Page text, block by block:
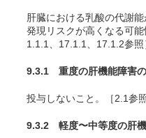
肝臓における乳酸の代謝
発現リスクが高くなる可
1.1.1、17.1.1、17.1.2参照
9.3.1 重度の肝機能障害
投与しないこと。［2.1参照
9.3.2 軽度〜中等度の肝